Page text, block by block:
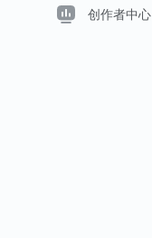
创作者中心